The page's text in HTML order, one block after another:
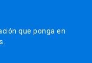
que ponga en